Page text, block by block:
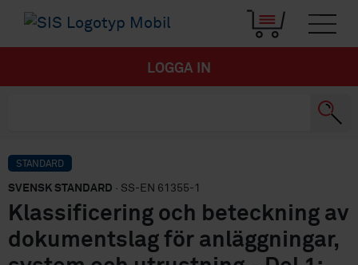
LOGGA IN
STANDARD
SVENSK STANDARD · SS-EN 61355-1
Klassificering och beteckning av
dokumentslag för anläggningar,